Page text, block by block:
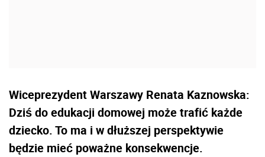
Wiceprezydent Warszawy Renata Kaznowska:
Dziś do edukacji domowej może trafić każde
dziecko. To ma i w dłuższej perspektywie
będzie mieć poważne konsekwencje.